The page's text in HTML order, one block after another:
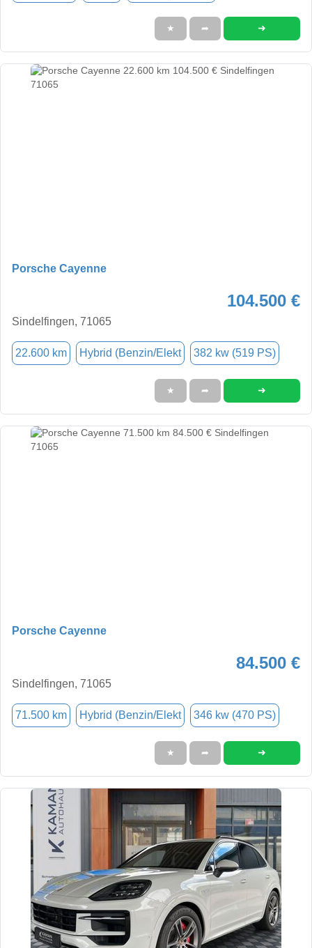
★ ➦ ➜
Porsche Cayenne
104.500 €
Sindelfingen, 71065
22.600 km Hybrid (Benzin/Elekt 382 kw (519 PS)
★ ➦ ➜
Porsche Cayenne
84.500 €
Sindelfingen, 71065
71.500 km Hybrid (Benzin/Elekt 346 kw (470 PS)
★ ➦ ➜